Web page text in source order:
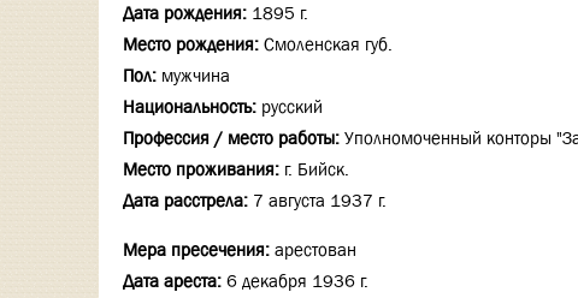
Дата рождения: 1895 г.
Место рождения: Смоленская губ.
Пол: мужчина
Национальность: русский
Профессия / место работы: Уполномоченный конторы
Место проживания: г. Бийск.
Дата расстрела: 7 августа 1937 г.
Мера пресечения: арестован
Дата ареста: 6 декабря 1936 г.